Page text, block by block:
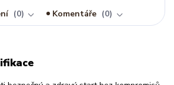
0 Komentáře 0